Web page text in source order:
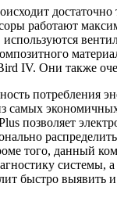
работают
IV. Они также
потребления
самых
позволяет
того, данный
системы,
быстро выявить и